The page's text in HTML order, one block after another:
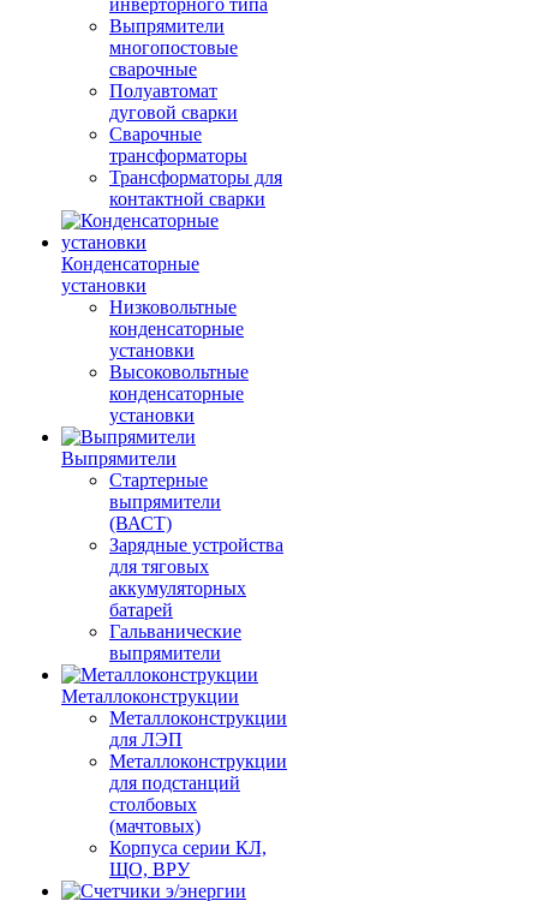
инверторного типа
Выпрямители
многопостовые
сварочные
Полуавтомат
дуговой сварки
Сварочные
трансформаторы
Трансформаторы для
контактной сварки
Конденсаторные
установки
Низковольтные
конденсаторные
установки
Высоковольтные
конденсаторные
установки
Выпрямители
Стартерные
выпрямители
(ВАСТ)
Зарядные устройства
для тяговых
аккумуляторных
батарей
Гальванические
выпрямители
Металлоконструкции
Металлоконструкции
для ЛЭП
Металлоконструкции
для подстанций
столбовых
(мачтовых)
Корпуса серии КЛ,
ЩО, ВРУ